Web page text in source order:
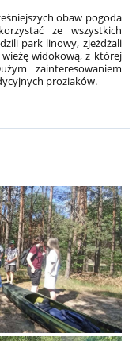
obaw pogoda
ze wszystkich
park linowy, zjeżdżali
widokową, z której
zainteresowaniem
proziaków.